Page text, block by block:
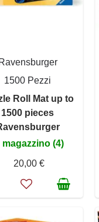
Ravensburger
1500 Pezzi
Roll Mat up to
1500 pieces
magazzino (4)
20,00 €